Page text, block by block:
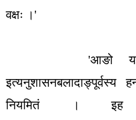
वक्षः । '
'आङो
इत्यनुशासनबलादाङ्पूर्वस्य
नियमितं । इह